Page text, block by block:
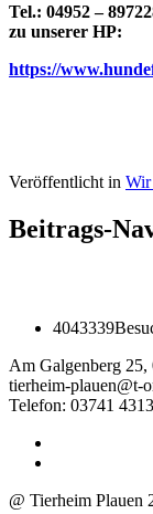
Tel.: 04952 –
zu unserer HP:
https://
Veröffentlicht in Wir
Beitrags-
4043339
Am Galgenberg 25,
tierheim-plauen@t-
Telefon: 03741
@ Tierheim Plauen